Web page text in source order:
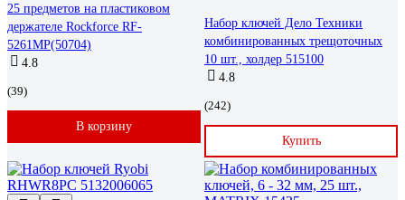
25 предметов на пластиковом
держателе Rockforce RF-
5261MP(50704)
4.8
(39)
В корзину
Набор ключей Дело Техники
комбинированных трещоточных
10 шт., холдер 515100
4.8
(242)
Купить